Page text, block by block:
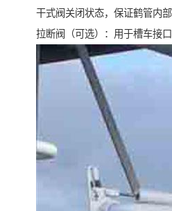
干式阀关闭状态，保证鹤管内
拉断阀（可选）：用于槽车接